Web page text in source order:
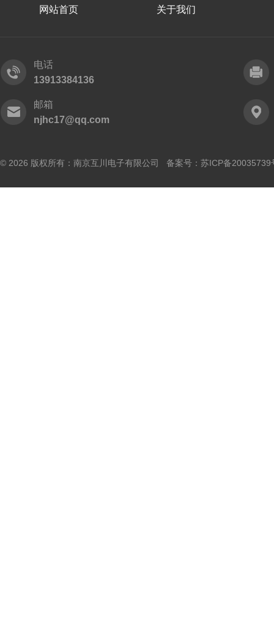
网站首页 关于我们
电话
13913384136
邮箱
njhc17@qq.com
© 2026 版权所有：南京互川电子有限公司 备案号： 苏ICP备20035739